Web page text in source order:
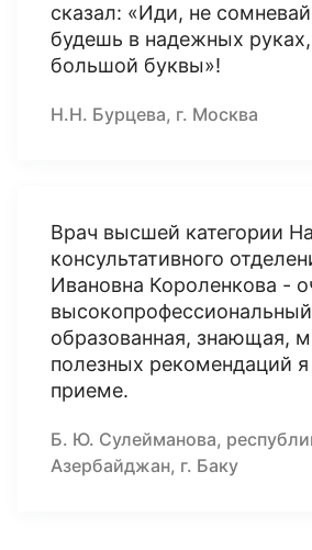
сказал: «Иди, не
будешь в надежных
большой буквы»!
Н.Н. Бурцева, г. Москва
Врач высшей категории
консультативного
Ивановна Короленкова -
образованная, знающая,
полезных рекомендаций
приеме.
Б. Ю. Сулейманова,
Азербайджан, г. Баку